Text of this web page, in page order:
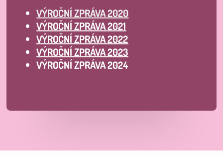
VÝROČNÍ ZPRÁVA 2020
VÝROČNÍ ZPRÁVA 2021
VÝROČNÍ ZPRÁVA 2022
VÝROČNÍ ZPRÁVA 2023
VÝROČNÍ ZPRÁVA 2024